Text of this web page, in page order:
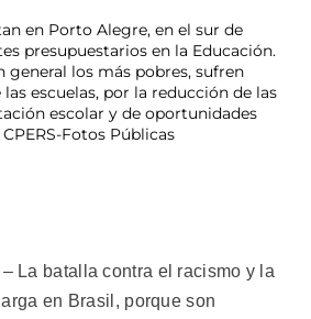
en Porto Alegre, en el sur de
presupuestarios en la Educación.
general los más pobres, sufren
escuelas, por la reducción de las
escolar y de oportunidades
Fotos Públicas
La batalla contra el racismo y la
en Brasil, porque son